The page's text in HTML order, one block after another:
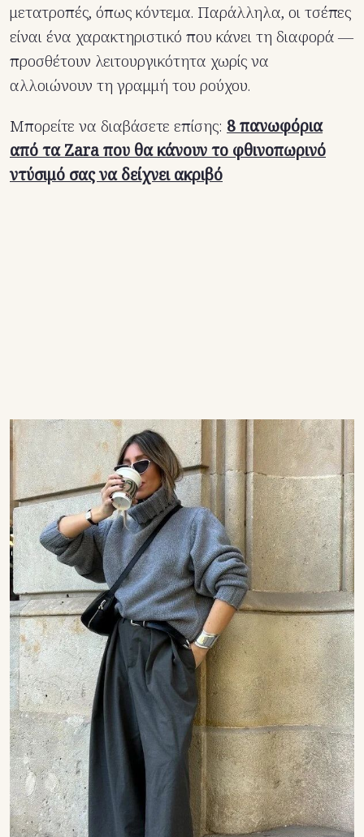
μετατροπές, όπως κόντεμα. Παράλληλα, οι τσέπες
είναι ένα χαρακτηριστικό που κάνει τη διαφορά —
προσθέτουν λειτουργικότητα χωρίς να
αλλοιώνουν τη γραμμή του ρούχου.
Μπορείτε να διαβάσετε επίσης: 8 πανωφόρια
από τα Zara που θα κάνουν το φθινοπωρινό
ντύσιμό σας να δείχνει ακριβό